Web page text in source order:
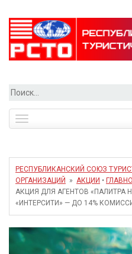
Найти:
РЕСПУБЛИКАНСКИЙ СОЮЗ
ОРГАНИЗАЦИЙ
» АКЦИИ •
АКЦИЯ ДЛЯ АГЕНТОВ «ПАЛИТРА
«ИНТЕРСИТИ» — ДО 14%